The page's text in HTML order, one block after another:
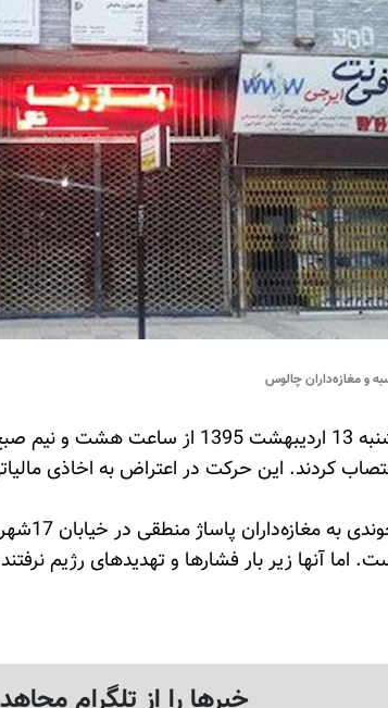
و مغازه‌داران چالوس
روز دوشنبه 13 اردیبهشت 1395 از
کردند. این حرکت در اعتراض به اخاذی
رژیم
اما آنها زیر بار فشارها و تهدیدهای رژیم